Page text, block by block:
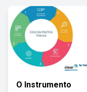
O Instrumento